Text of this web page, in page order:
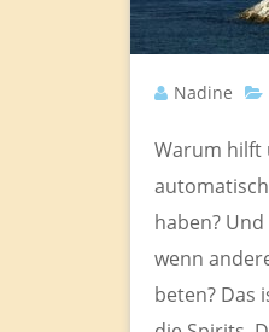
Nadine
Warum hilft
haben?
wenn
beten? Das